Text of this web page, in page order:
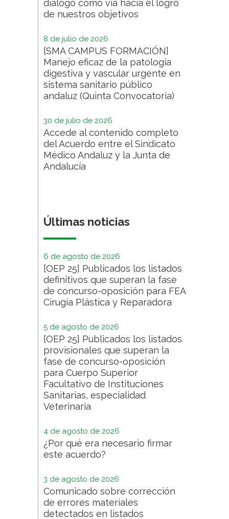
diálogo como vía hacia el logro
de nuestros objetivos
8 de julio de 2026
[SMA CAMPUS FORMACIÓN]
Manejo eficaz de la patología
digestiva y vascular urgente en
sistema sanitario público
andaluz (Quinta Convocatoria)
30 de julio de 2026
Accede al contenido completo
del Acuerdo entre el Sindicato
Médico Andaluz y la Junta de
Andalucía
Últimas noticias
6 de agosto de 2026
[OEP 25] Publicados los listados
definitivos que superan la fase
de concurso-oposición para FEA
Cirugía Plástica y Reparadora
5 de agosto de 2026
[OEP 25] Publicados los listados
provisionales que superan la
fase de concurso-oposición
para Cuerpo Superior
Facultativo de Instituciones
Sanitarias, especialidad
Veterinaria
4 de agosto de 2026
¿Por qué era necesario firmar
este acuerdo?
3 de agosto de 2026
Comunicado sobre corrección
de errores materiales
detectados en listados